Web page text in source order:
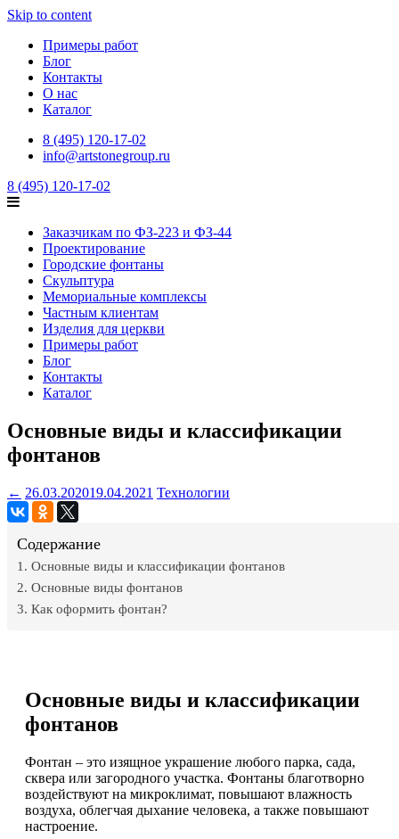
Skip to content
Примеры работ
Блог
Контакты
О нас
Каталог
8 (495) 120-17-02
info@artstonegroup.ru
8 (495) 120-17-02
Заказчикам по ФЗ-223 и ФЗ-44
Проектирование
Городские фонтаны
Скульптура
Мемориальные комплексы
Частным клиентам
Изделия для церкви
Примеры работ
Блог
Контакты
Каталог
Основные виды и классификации
фонтанов
← 26.03.202019.04.2021 Технологии
Содержание
Основные виды и классификации фонтанов
Основные виды фонтанов
Как оформить фонтан?
Основные виды и классификации
фонтанов
Фонтан – это изящное украшение любого парка, сада,
сквера или загородного участка. Фонтаны благотворно
воздействуют на микроклимат, повышают влажность
воздуха, облегчая дыхание человека, а также повышают
настроение.